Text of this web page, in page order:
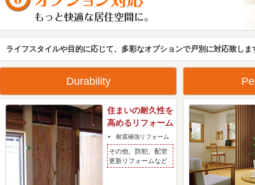
ライフスタイルや目的に応じて、多彩なオプションで戸別に対応致しま
Durability
住まいの耐久性を
高めるリフォーム
耐震補強リフォーム
その他、防犯、配管
更新リフォームなど